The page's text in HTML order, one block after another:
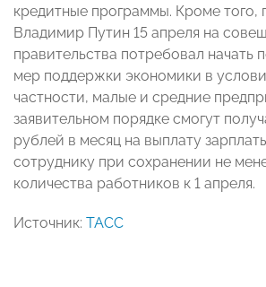
кредитные программы. Кроме того,
Владимир Путин 15 апреля на
правительства потребовал начать
мер поддержки экономики в
частности, малые и средние
заявительном порядке смогут
рублей в месяц на выплату
сотруднику при сохранении не
количества работников к 1 апреля.
Источник: ТАСС